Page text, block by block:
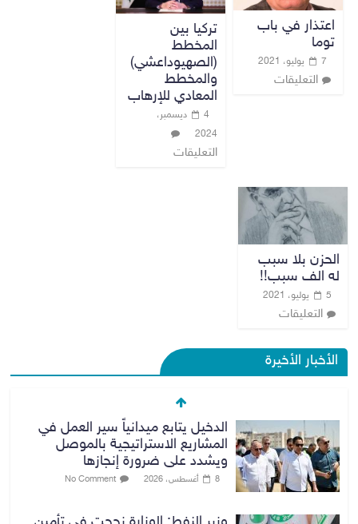
اعتذار في باب
توما
7 يوليو، 2021
التعليقات
تركيا بين
المخطط
(الصهيوداعشي)
والمخطط
المعادي للإرهاب
4 ديسمبر،
2024
التعليقات
الحزن بلا سبب
له الف سبب!!
5 يوليو، 2021
التعليقات
الأخبار الأخيرة
الدخيل يتابع ميدانياً سير العمل في
المشاريع الاستراتيجية بالموصل
ويشدد على ضرورة إنجازها
8 أغسطس، 2026 No Comment